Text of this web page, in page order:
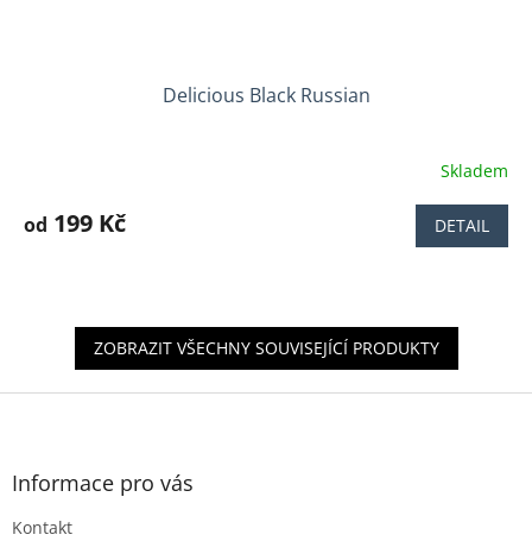
Delicious Black Russian
produktu
hvězdiček.
Skladem
od 199 Kč DETAIL
ZOBRAZIT VŠECHNY SOUVISEJÍCÍ PRODUKTY
Z
Informace pro vás
Kontakt